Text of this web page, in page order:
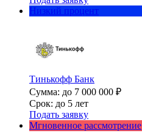
Низкий процент
Тинькофф Банк
Сумма: до 7 000 000 ₽
Срок: до 5 лет
Подать заявку
Мгновенное рассмотрение